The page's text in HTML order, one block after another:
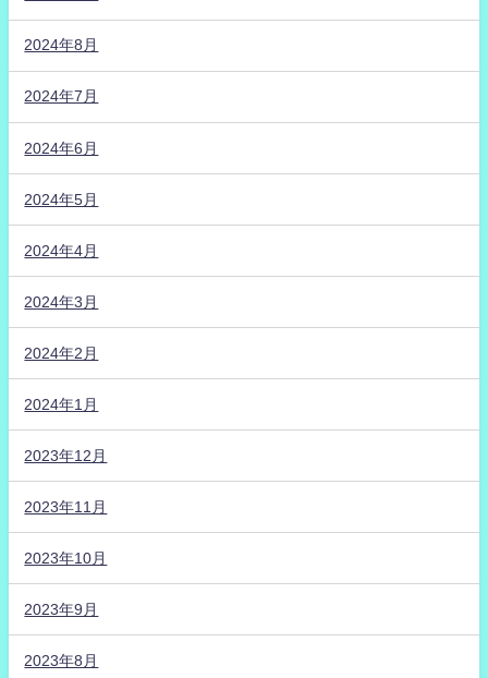
2024年8月
2024年7月
2024年6月
2024年5月
2024年4月
2024年3月
2024年2月
2024年1月
2023年12月
2023年11月
2023年10月
2023年9月
2023年8月